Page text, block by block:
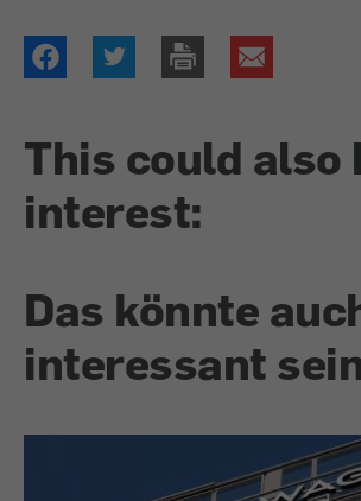
This could also
interest:
Das könnte
interessant